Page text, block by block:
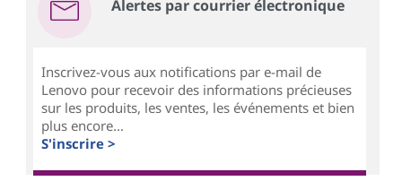
Alertes par courrier électronique
Inscrivez-vous aux notifications par e-mail de
Lenovo pour recevoir des informations précieuses
sur les produits, les ventes, les événements et bien
plus encore...
S'inscrire >